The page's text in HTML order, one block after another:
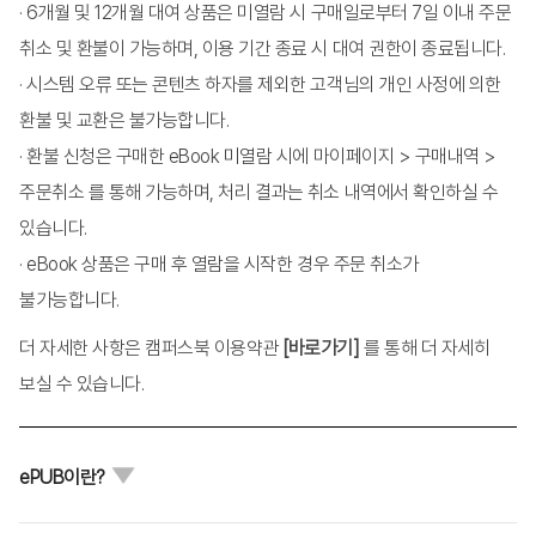
			4. 변별적 진단
			5. 맺음말
제5장 스플래시!(Splash, 첨벙) 내담자의 문제가 다른
사람에게 영향을 미치는 경우
			1. 높은 스플래시 내담자 이슈의 특징
			3. 스플래시 게슈탈트
			6. 치료자를 지치게 만드는 반복되는 스플래시
			8. 스플래시를 이해함으로써 얻을 수 있는 혜택: 예측
가능성
			9. 치료상의 딜레마
			10. 결론
제6장 경계선 내담자 치유하기
· 6개월 및 12개월 대여 상품은 미열람 시 구매일로부터 7일 이내 주문
취소 및 환불이 가능하며, 이용 기간 종료 시 대여 권한이 종료됩니다.
· 시스템 오류 또는 콘텐츠 하자를 제외한 고객님의 개인 사정에 의한
환불 및 교환은 불가능합니다.
· 환불 신청은 구매한 eBook 미열람 시에 마이페이지 > 구매내역 >
주문취소 를 통해 가능하며, 처리 결과는 취소 내역에서 확인하실 수
있습니다.
· eBook 상품은 구매 후 열람을 시작한 경우 주문 취소가
불가능합니다.
더 자세한 사항은 캠퍼스북 이용약관 [바로가기]를 통해 더 자세히
보실 수 있습니다.
ePUB이란?